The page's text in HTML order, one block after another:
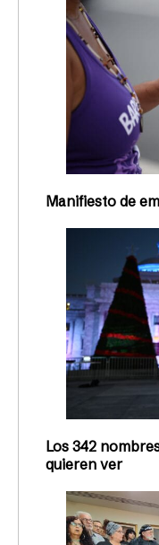
Manifiesto de
Los 342
quieren ver